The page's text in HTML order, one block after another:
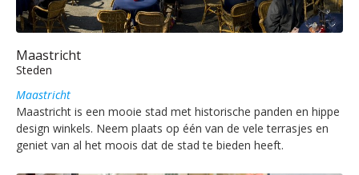
Maastricht
Steden
Maastricht
Maastricht is een mooie stad met historische panden en hippe
design winkels. Neem plaats op één van de vele terrasjes en
geniet van al het moois dat de stad te bieden heeft.